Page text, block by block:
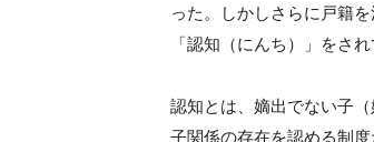
った。しかしさらに戸籍
「認知（にんち）」をされ
認知とは、嫡出でない子
子関係の存在を認める制